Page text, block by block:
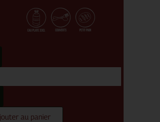
au panier